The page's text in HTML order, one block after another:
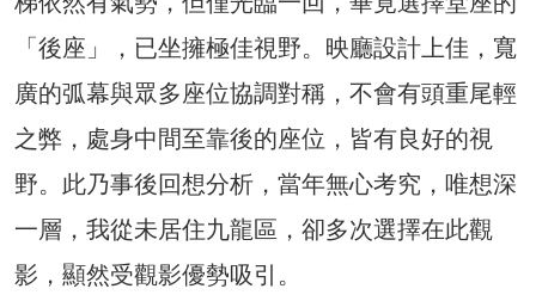
「後座」，已坐擁極佳視野。映廳設計上佳，寬
廣的弧幕與眾多座位協調對稱，不會有頭重尾輕
之弊，處身中間至靠後的座位，皆有良好的視
野。此乃事後回想分析，當年無心考究，唯想深
一層，我從未居住九龍區，卻多次選擇在此觀
影，顯然受觀影優勢吸引。